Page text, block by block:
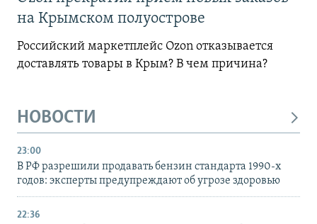
на Крымском полуострове
Российский маркетплейс Ozon отказывается
доставлять товары в Крым? В чем причина?
НОВОСТИ
23:00
В РФ разрешили продавать бензин стандарта 1990-х
годов: эксперты предупреждают об угрозе здоровью
22:36